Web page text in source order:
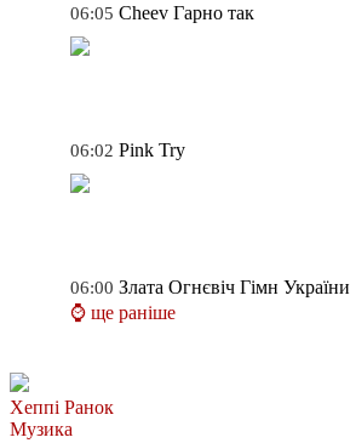
06:05 Cheev Гарно так
06:02 Pink Try
06:00 Злата Огнєвіч Гімн України
⌚ ще раніше
Хеппі Ранок
Музика